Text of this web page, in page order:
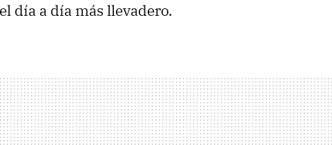
día a día más llevadero.